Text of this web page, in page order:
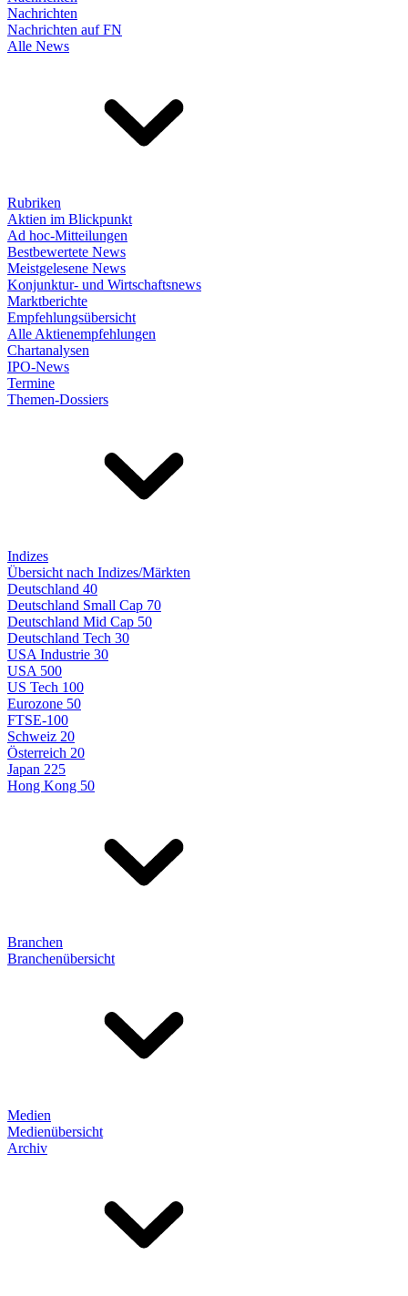
Nachrichten
Nachrichten auf FN
Alle News
Rubriken
Aktien im Blickpunkt
Ad hoc-Mitteilungen
Bestbewertete News
Meistgelesene News
Konjunktur- und Wirtschaftsnews
Marktberichte
Empfehlungsübersicht
Alle Aktienempfehlungen
Chartanalysen
IPO-News
Termine
Themen-Dossiers
Indizes
Übersicht nach Indizes/Märkten
Deutschland 40
Deutschland Small Cap 70
Deutschland Mid Cap 50
Deutschland Tech 30
USA Industrie 30
USA 500
US Tech 100
Eurozone 50
FTSE-100
Schweiz 20
Österreich 20
Japan 225
Hong Kong 50
Branchen
Branchenübersicht
Medien
Medienübersicht
Archiv